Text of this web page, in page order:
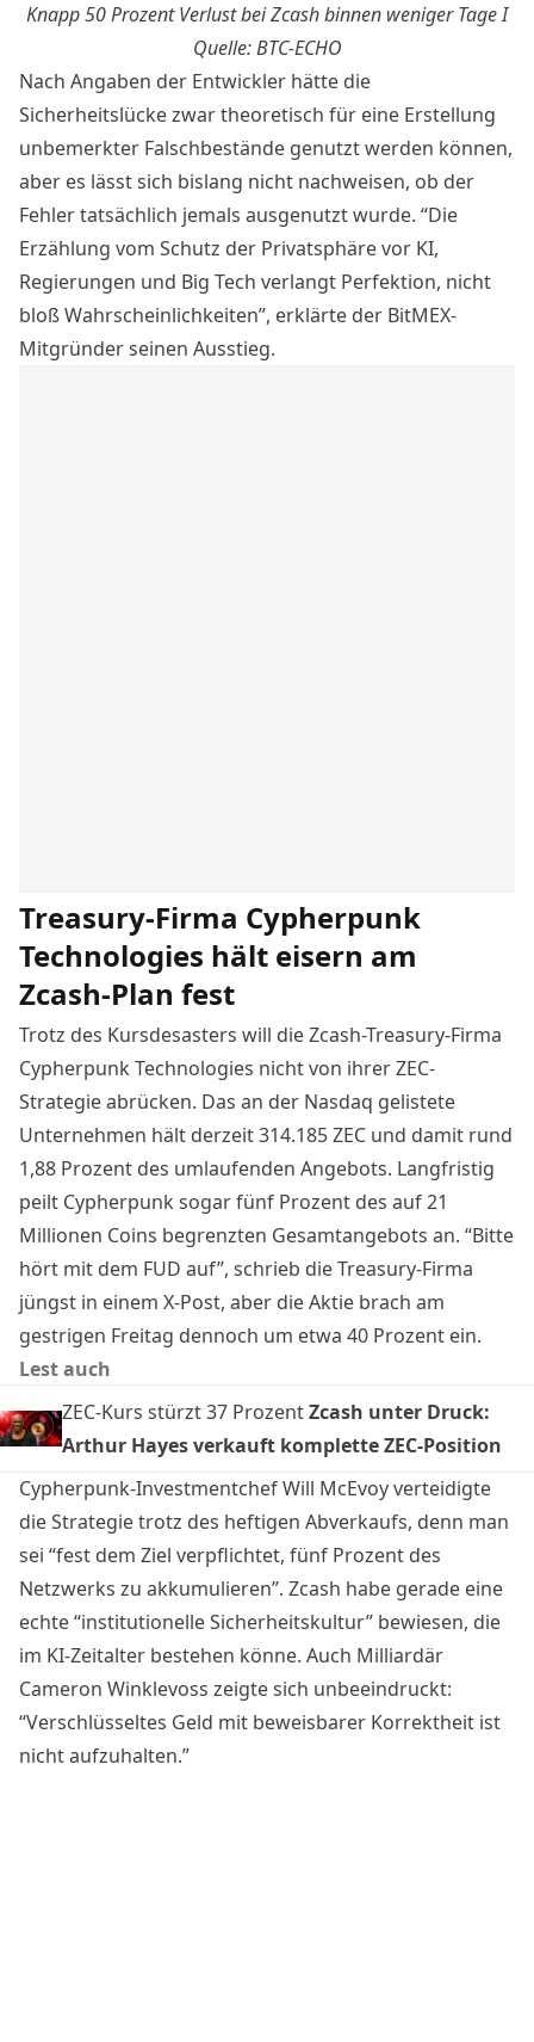
Knapp 50 Prozent Verlust bei Zcash binnen weniger Tage I
Quelle:BTC-ECHO
Nach Angaben der Entwickler hätte die
Sicherheitslücke zwar theoretisch für eine Erstellung
unbemerkter Falschbestände genutzt werden können,
aber es lässt sich bislang nicht nachweisen, ob der
Fehler tatsächlich jemals ausgenutzt wurde. “Die
Erzählung vom Schutz der Privatsphäre vor KI,
Regierungen und Big Tech verlangt Perfektion, nicht
bloß Wahrscheinlichkeiten”, erklärte der BitMEX-
Mitgründer seinen Ausstieg.
Treasury-Firma Cypherpunk
Technologies hält eisern am
Zcash-Plan fest
Trotz des Kursdesasters will die Zcash-Treasury-Firma
Cypherpunk Technologies nicht von ihrer ZEC-
Strategie abrücken. Das an der Nasdaq gelistete
Unternehmen hält derzeit 314.185 ZEC und damit rund
1,88 Prozent des umlaufenden Angebots. Langfristig
peilt Cypherpunk sogar fünf Prozent des auf 21
Millionen Coins begrenzten Gesamtangebots an. “Bitte
hört mit dem FUD auf”, schrieb die Treasury-Firma
jüngst in einem X-Post, aber die Aktie brach am
gestrigen Freitag dennoch um etwa 40 Prozent ein.
Lest auch
ZEC-Kurs stürzt 37 ProzentZcash unter Druck:
Arthur Hayes verkauft komplette ZEC-Position
Cypherpunk-Investmentchef Will McEvoy verteidigte
die Strategie trotz des heftigen Abverkaufs, denn man
sei “fest dem Ziel verpflichtet, fünf Prozent des
Netzwerks zu akkumulieren”. Zcash habe gerade eine
echte “institutionelle Sicherheitskultur” bewiesen, die
im KI-Zeitalter bestehen könne. Auch Milliardär
Cameron Winklevoss zeigte sich unbeeindruckt:
“Verschlüsseltes Geld mit beweisbarer Korrektheit ist
nicht aufzuhalten.”